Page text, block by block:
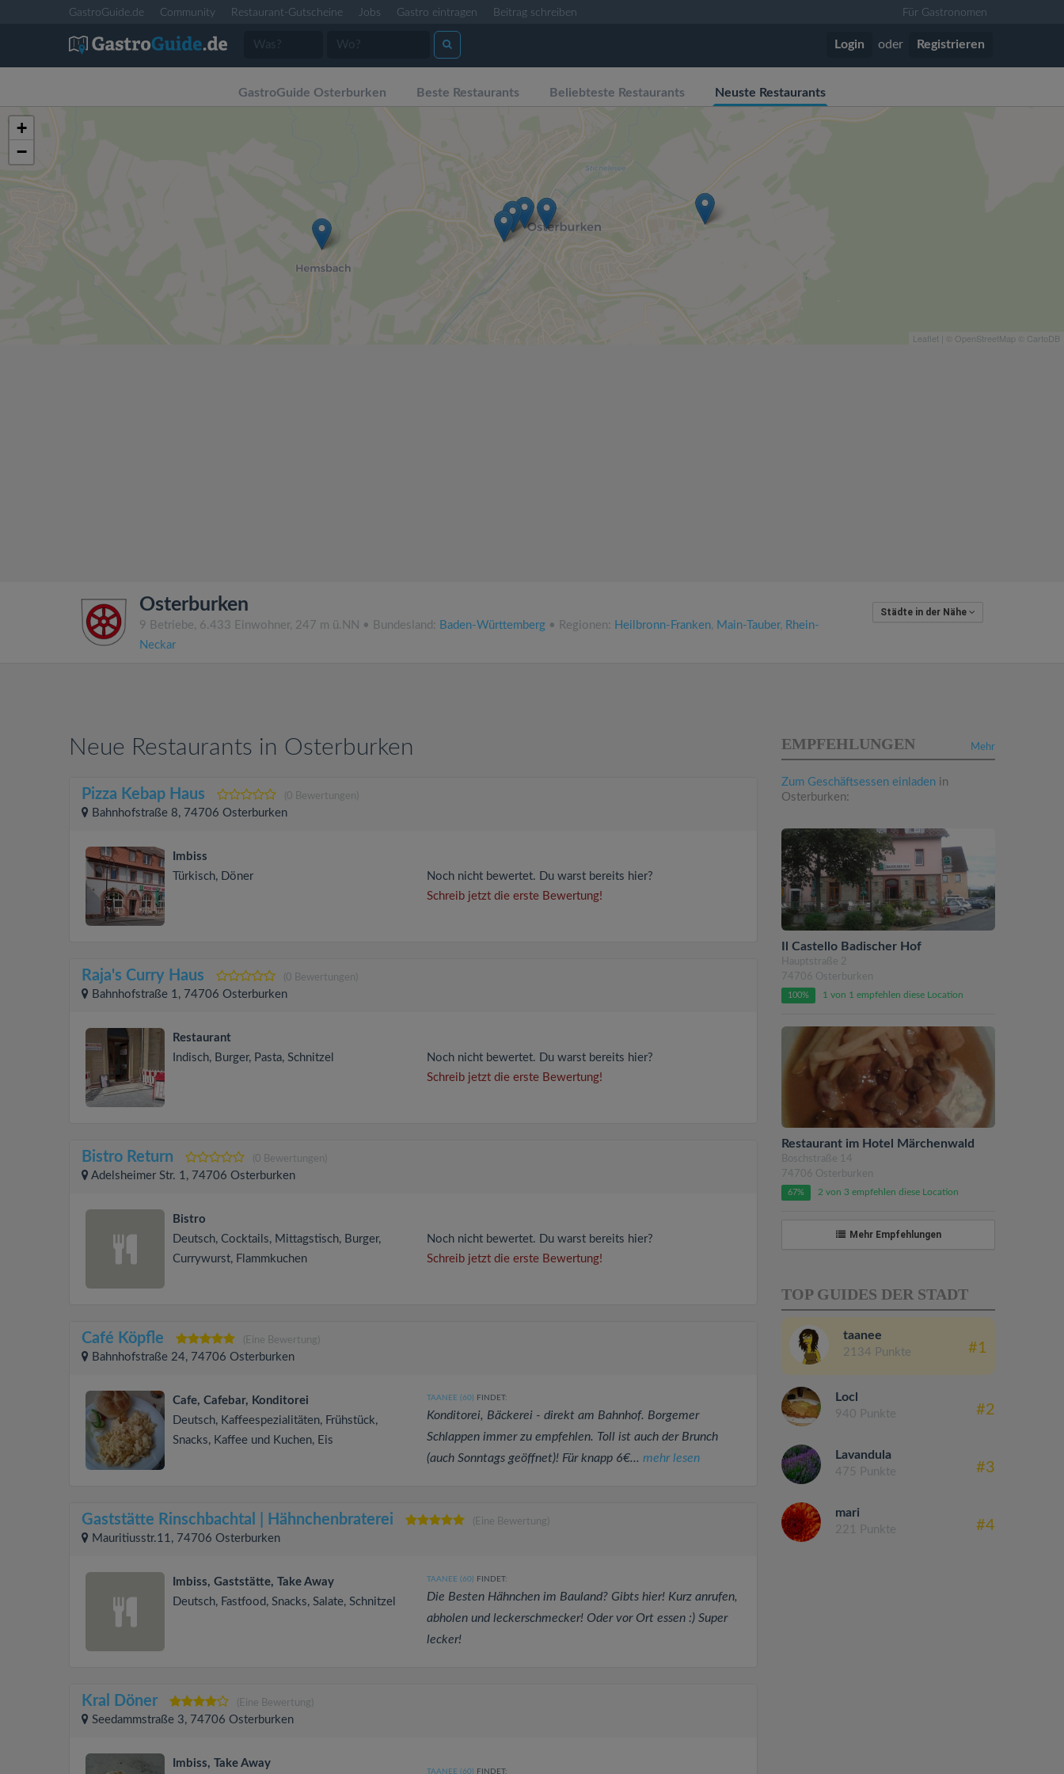
GastroGuide.de Community Restaurant-Gutscheine Jobs Gastro eintragen Beitrag schreiben Für Gastronomen
Login oder Registrieren
GastroGuide Osterburken Beste Restaurants Beliebteste Restaurants Neuste Restaurants
+
−
Leaflet | © OpenStreetMap © CartoDB
Osterburken
9 Betriebe, 6.433 Einwohner, 247 m ü.NN • Bundesland: Baden-Württemberg • Regionen: Heilbronn-Franken, Main-Tauber, Rhein-
Neckar
Städte in der Nähe
Neue Restaurants in Osterburken
Pizza Kebap Haus (0 Bewertungen)
Bahnhofstraße 8, 74706 Osterburken
Imbiss
Türkisch, Döner
Noch nicht bewertet. Du warst bereits hier?
Schreib jetzt die erste Bewertung!
Raja's Curry Haus (0 Bewertungen)
Bahnhofstraße 1, 74706 Osterburken
Restaurant
Indisch, Burger, Pasta, Schnitzel
Noch nicht bewertet. Du warst bereits hier?
Schreib jetzt die erste Bewertung!
Bistro Return (0 Bewertungen)
Adelsheimer Str. 1, 74706 Osterburken
Bistro
Deutsch, Cocktails, Mittagstisch, Burger,
Currywurst, Flammkuchen
Noch nicht bewertet. Du warst bereits hier?
Schreib jetzt die erste Bewertung!
Café Köpfle (Eine Bewertung)
Bahnhofstraße 24, 74706 Osterburken
Cafe, Cafebar, Konditorei
Deutsch, Kaffeespezialitäten, Frühstück,
Snacks, Kaffee und Kuchen, Eis
TAANEE (60) FINDET:
Konditorei, Bäckerei - direkt am Bahnhof. Borgemer
Schlappen immer zu empfehlen. Toll ist auch der Brunch
(auch Sonntags geöffnet)! Für knapp 6€... mehr lesen
Gaststätte Rinschbachtal | Hähnchenbraterei (Eine Bewertung)
Mauritiusstr.11, 74706 Osterburken
Imbiss, Gaststätte, Take Away
Deutsch, Fastfood, Snacks, Salate, Schnitzel
TAANEE (60) FINDET:
Die Besten Hähnchen im Bauland? Gibts hier! Kurz anrufen,
abholen und leckerschmecker! Oder vor Ort essen :) Super
lecker!
Kral Döner (Eine Bewertung)
Seedammstraße 3, 74706 Osterburken
Imbiss, Take Away
TAANEE (60) FINDET:
Mehr
EMPFEHLUNGEN
Zum Geschäftsessen einladen in
Osterburken:
Il Castello Badischer Hof
Hauptstraße 2
74706 Osterburken
100% 1 von 1 empfehlen diese Location
Restaurant im Hotel Märchenwald
Boschstraße 14
74706 Osterburken
67% 2 von 3 empfehlen diese Location
Mehr Empfehlungen
TOP GUIDES DER STADT
taanee
2134 Punkte #1
Locl
940 Punkte #2
Lavandula
475 Punkte #3
mari
221 Punkte #4